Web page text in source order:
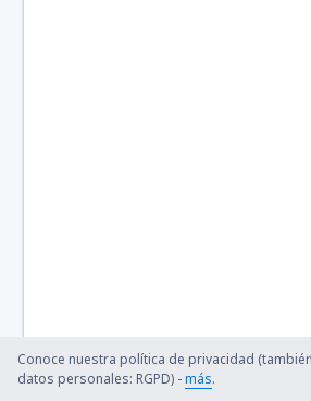
Conoce nuestra política de privacidad
datos personales: RGPD) -más.